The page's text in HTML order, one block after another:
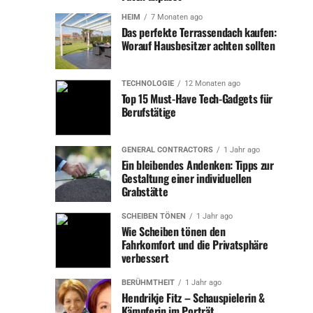
betrachtet werden möchte. Diese Abgrenzung ist
besonders in Zeiten wichtig, in denen das
Geschäftsgebaren von René Benko kritisch in den Medien
beleuchtet wird.
In vielen Interviews und öffentlichen Erklärungen stellt
Nathalie Benko immer wieder klar, dass sie keinerlei
Einfluss auf die geschäftlichen Entscheidungen ihres
Mannes hat und sich nicht in dessen Unternehmen
einmischt. Diese Unterscheidung ist essenziell, um ihre
eigene Reputation und Integrität zu wahren. In der
öffentlichen Wahrnehmung kann es leicht passieren, dass
die Partnerin eines bekannten Unternehmers ebenfalls
mit dessen Tätigkeiten in Verbindung gebracht wird –
eine Vermischung, die Nathalie Benko vermeiden
Öffentliche Wahrnehmung und mediale Aufmerksamkeit
Trotz ihrer Bemühungen, ein diskretes und
HEIM 7 Monaten ago
Das perfekte Terrassendach kaufen:
Worauf Hausbesitzer achten sollten
TECHNOLOGIE 12 Monaten ago
Top 15 Must-Have Tech-Gadgets für
Berufstätige
GENERAL CONTRACTORS 1 Jahr ago
Ein bleibendes Andenken: Tipps zur
Gestaltung einer individuellen
Grabstätte
SCHEIBEN TÖNEN 1 Jahr ago
Wie Scheiben tönen den
Fahrkomfort und die Privatsphäre
verbessert
BERÜHMTHEIT 1 Jahr ago
Hendrikje Fitz – Schauspielerin &